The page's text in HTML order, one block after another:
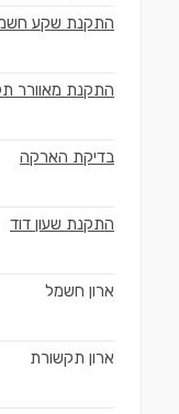
התקנת שקע
התקנת מאוורר
בדיקת הארקה
התקנת שעון דוד
ארון חשמל
ארון תקשורת